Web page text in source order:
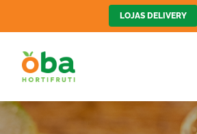
LOJAS DELIVERY